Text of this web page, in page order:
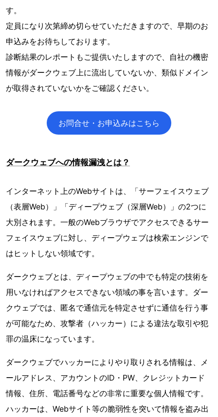
す。
定員になり次第締め切らせていただきますので、早期のお
申込みをお待ちしております。
診断結果のレポートもご提供いたしますので、自社の機密
情報がダークウェブ上に流出していないか、類似ドメイン
が取得されていないかをご確認ください。
お問合せ・お申込みはこちら
ダークウェブへの情報漏洩とは？
インターネット上のWebサイトは、「サーフェイスウェブ
（表層Web）」「ディープウェブ（深層Web）」の2つに
大別されます。一般のWebブラウザでアクセスできるサー
フェイスウェブに対し、ディープウェブは検索エンジンで
はヒットしない領域です。
ダークウェブとは、ディープウェブの中でも特定の技術を
用いなければアクセスできない領域の事を言います。ダー
クウェブでは、匿名で通信元を特定させずに通信を行う事
が可能なため、攻撃者（ハッカー）による違法な取引や犯
罪の温床になっています。
ダークウェブでハッカーによりやり取りされる情報は、メ
ールアドレス、アカウントのID・PW、クレジットカード
情報、住所、電話番号などの非常に重要な個人情報です。
ハッカーは、Webサイト等の脆弱性を突いて情報を盗み出